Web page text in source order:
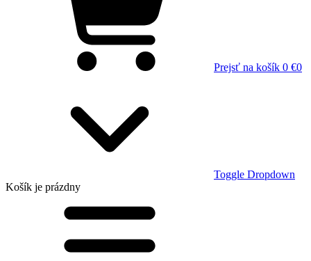
Prejsť na košík 0 €0
Toggle Dropdown
Košík je prázdny